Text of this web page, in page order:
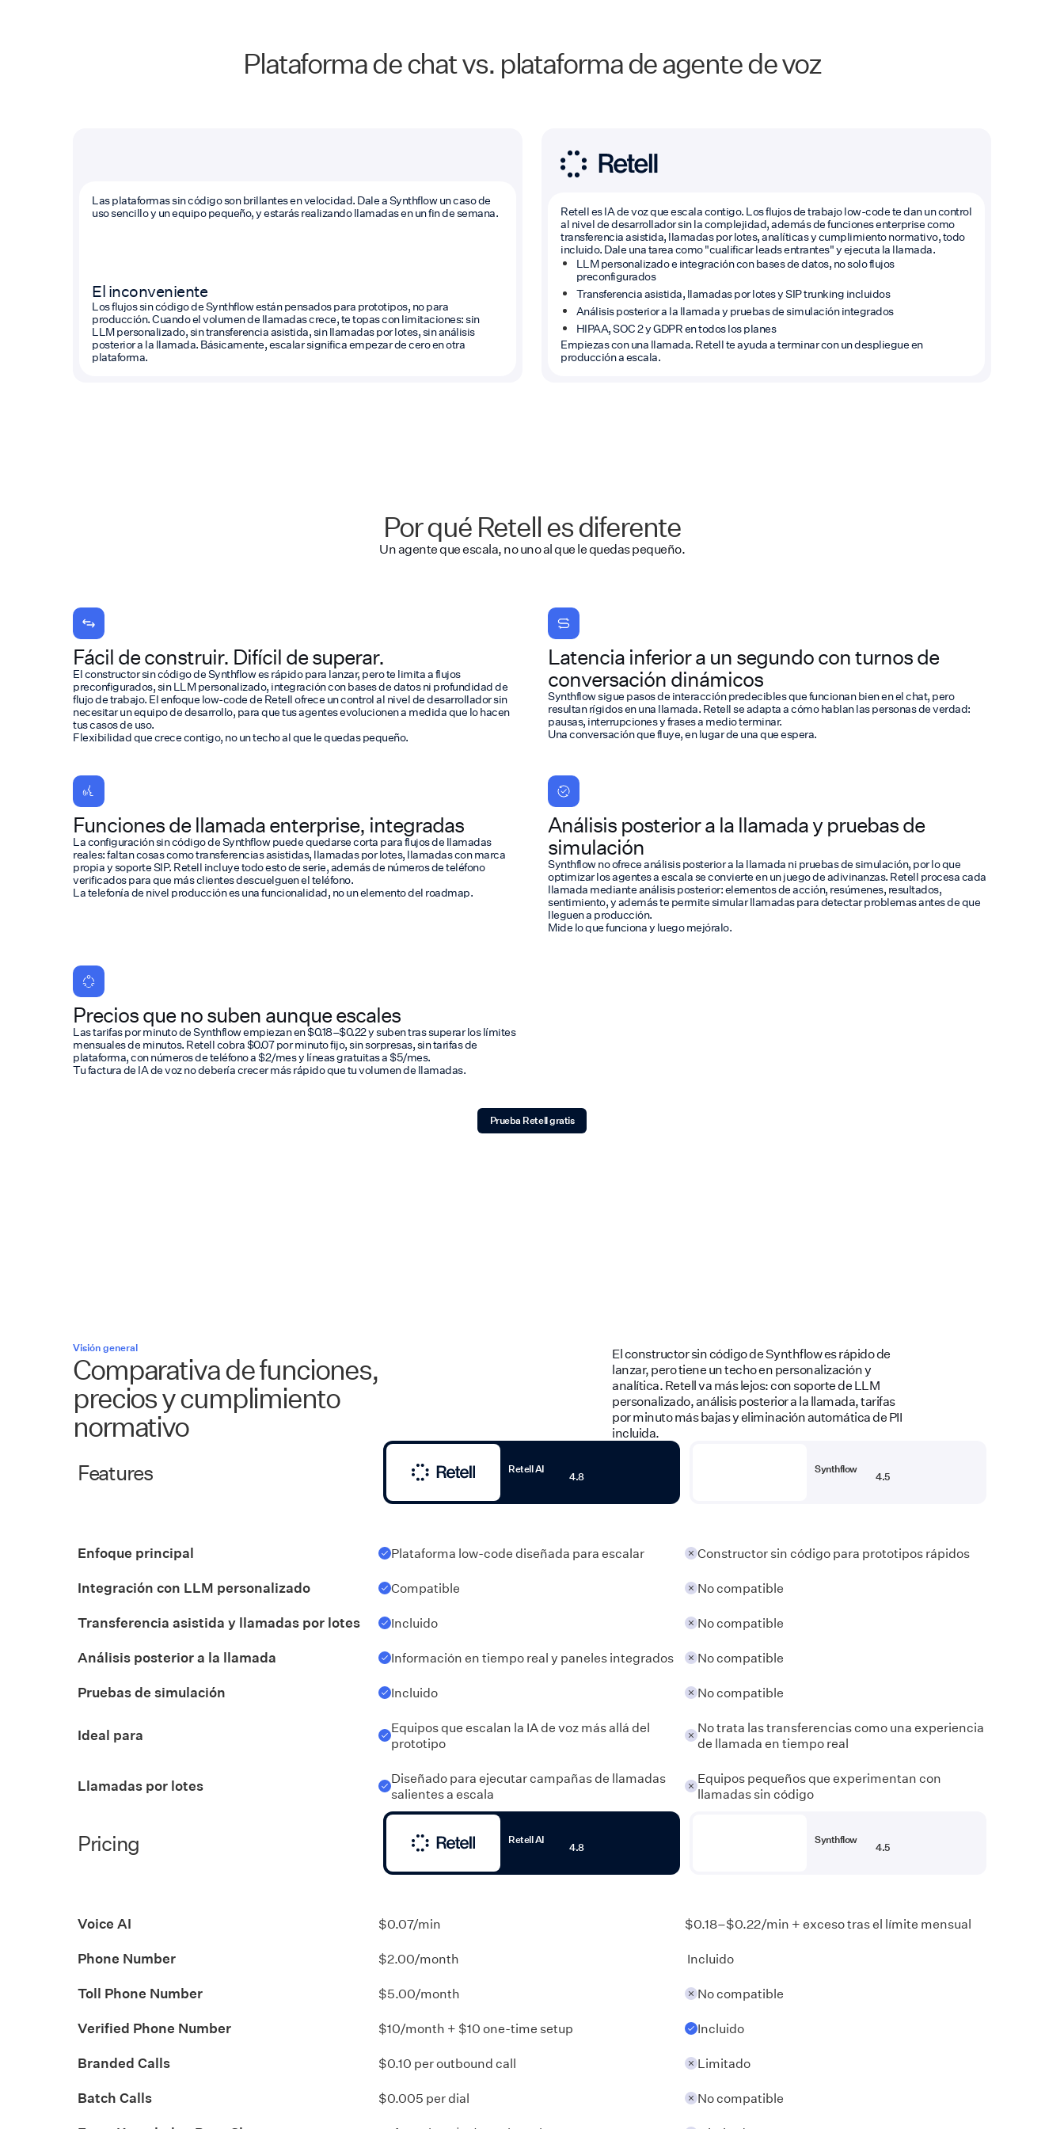
Plataforma de chat vs. plataforma de agente de voz
Las plataformas sin código son brillantes en velocidad. Dale a Synthflow un caso de
uso sencillo y un equipo pequeño, y estarás realizando llamadas en un fin de semana.
El inconveniente
Los flujos sin código de Synthflow están pensados para prototipos, no para
producción. Cuando el volumen de llamadas crece, te topas con limitaciones: sin
LLM personalizado, sin transferencia asistida, sin llamadas por lotes, sin análisis
posterior a la llamada. Básicamente, escalar significa empezar de cero en otra
plataforma.
Retell es IA de voz que escala contigo. Los flujos de trabajo low-code te dan un control
al nivel de desarrollador sin la complejidad, además de funciones enterprise como
transferencia asistida, llamadas por lotes, analíticas y cumplimiento normativo, todo
incluido. Dale una tarea como "cualificar leads entrantes" y ejecuta la llamada.
LLM personalizado e integración con bases de datos, no solo flujos
preconfigurados
Transferencia asistida, llamadas por lotes y SIP trunking incluidos
Análisis posterior a la llamada y pruebas de simulación integrados
HIPAA, SOC 2 y GDPR en todos los planes
Empiezas con una llamada. Retell te ayuda a terminar con un despliegue en
producción a escala.
Por qué Retell es diferente
Un agente que escala, no uno al que le quedas pequeño.
Fácil de construir. Difícil de superar.
El constructor sin código de Synthflow es rápido para lanzar, pero te limita a flujos
preconfigurados, sin LLM personalizado, integración con bases de datos ni profundidad de
flujo de trabajo. El enfoque low-code de Retell ofrece un control al nivel de desarrollador sin
necesitar un equipo de desarrollo, para que tus agentes evolucionen a medida que lo hacen
tus casos de uso.
Flexibilidad que crece contigo, no un techo al que le quedas pequeño.
Latencia inferior a un segundo con turnos de
conversación dinámicos
Synthflow sigue pasos de interacción predecibles que funcionan bien en el chat, pero
resultan rígidos en una llamada. Retell se adapta a cómo hablan las personas de verdad:
pausas, interrupciones y frases a medio terminar.
Una conversación que fluye, en lugar de una que espera.
Funciones de llamada enterprise, integradas
La configuración sin código de Synthflow puede quedarse corta para flujos de llamadas
reales: faltan cosas como transferencias asistidas, llamadas por lotes, llamadas con marca
propia y soporte SIP. Retell incluye todo esto de serie, además de números de teléfono
verificados para que más clientes descuelguen el teléfono.
La telefonía de nivel producción es una funcionalidad, no un elemento del roadmap.
Análisis posterior a la llamada y pruebas de
simulación
Synthflow no ofrece análisis posterior a la llamada ni pruebas de simulación, por lo que
optimizar los agentes a escala se convierte en un juego de adivinanzas. Retell procesa cada
llamada mediante análisis posterior: elementos de acción, resúmenes, resultados,
sentimiento, y además te permite simular llamadas para detectar problemas antes de que
lleguen a producción.
Mide lo que funciona y luego mejóralo.
Precios que no suben aunque escales
Las tarifas por minuto de Synthflow empiezan en $0.18–$0.22 y suben tras superar los límites
mensuales de minutos. Retell cobra $0.07 por minuto fijo, sin sorpresas, sin tarifas de
plataforma, con números de teléfono a $2/mes y líneas gratuitas a $5/mes.
Tu factura de IA de voz no debería crecer más rápido que tu volumen de llamadas.
Prueba Retell gratis
Visión general
Comparativa de funciones,
precios y cumplimiento
normativo
El constructor sin código de Synthflow es rápido de
lanzar, pero tiene un techo en personalización y
analítica. Retell va más lejos: con soporte de LLM
personalizado, análisis posterior a la llamada, tarifas
por minuto más bajas y eliminación automática de PII
incluida.
Features Retell AI
4.8
Synthflow
4.5
Enfoque principal Plataforma low-code diseñada para escalar Constructor sin código para prototipos rápidos
Integración con LLM personalizado Compatible No compatible
Transferencia asistida y llamadas por lotes Incluido No compatible
Análisis posterior a la llamada Información en tiempo real y paneles integrados No compatible
Pruebas de simulación Incluido No compatible
Ideal para
Equipos que escalan la IA de voz más allá del
prototipo
No trata las transferencias como una experiencia
de llamada en tiempo real
Llamadas por lotes
Diseñado para ejecutar campañas de llamadas
salientes a escala
Equipos pequeños que experimentan con
llamadas sin código
Pricing Retell AI
4.8
Synthflow
4.5
Voice AI $0.07/min $0.18–$0.22/min + exceso tras el límite mensual
Phone Number $2.00/month Incluido
Toll Phone Number $5.00/month No compatible
Verified Phone Number $10/month + $10 one-time setup Incluido
Branded Calls $0.10 per outbound call Limitado
Batch Calls $0.005 per dial No compatible